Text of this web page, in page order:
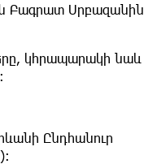
Բագրատ Սրբազանին
կհրապարակի նաև
Ընդհանուր